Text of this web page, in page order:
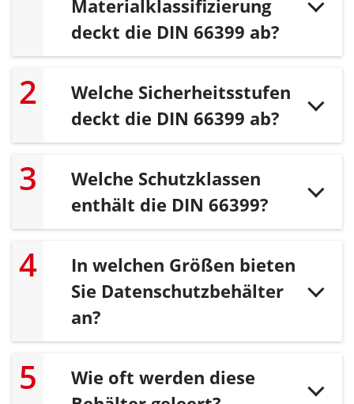
Materialklassifizierung
deckt die DIN 66399 ab?
Welche Sicherheitsstufen
deckt die DIN 66399 ab?
Welche Schutzklassen
enthält die DIN 66399?
In welchen Größen bieten
Sie Datenschutzbehälter
an?
Wie oft werden diese